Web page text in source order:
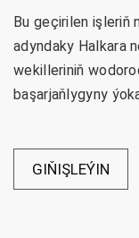
Bu geçirilen işleriň
adyndaky Halkara
wekilleriniň
başarjaňlygyny
GIŇIŞLEÝIN